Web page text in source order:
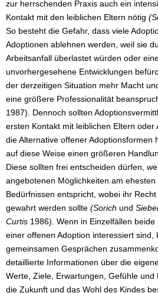
zur herrschenden Praxis auch ein
Kontakt mit den leiblichen Eltern nötig
So besteht die Gefahr, dass viele
Adoptionen ablehnen werden, weil sie
Arbeitsanfall überlastet würden oder
unvorhergesehene Entwicklungen
der derzeitigen Situation mehr Macht
eine größere Professionalität
1987). Dennoch sollten
ersten Kontakt mit leiblichen Eltern oder
die Alternative offener Adoptionsformen
auf diese Weise einen größeren
Diese sollten frei entscheiden dürfen,
angebotenen Möglichkeiten am
Bedürfnissen entspricht, wobei ihr
gewahrt werden sollte (Sorich und
Curtis 1986). Wenn in Einzelfällen
einer offenen Adoption interessiert sind,
gemeinsamen Gesprächen
detaillierte Informationen über die
Werte, Ziele, Erwartungen, Gefühle und
die Zukunft und das Wohl des Kindes